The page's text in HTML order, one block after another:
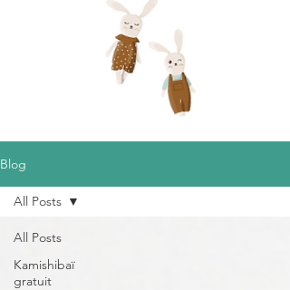
Blog
All Posts
Kamishibaï
gratuit
All Posts